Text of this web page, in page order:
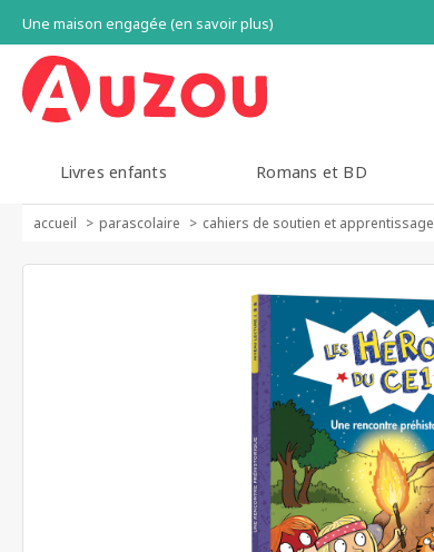
Une maison engagée (en savoir plus)
Livres enfants Romans et BD
accueil parascolaire cahiers de soutien et apprentissage